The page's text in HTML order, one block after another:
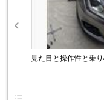
見た目と操作性と乗